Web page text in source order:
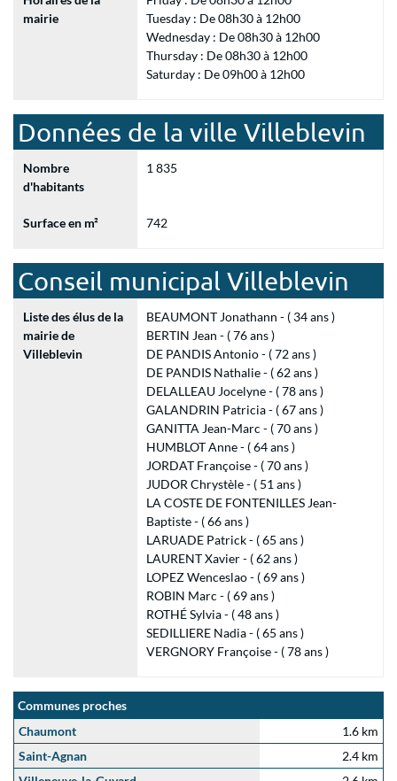
mairie
Tuesday : De 08h30 à 12h00
Wednesday : De 08h30 à 12h00
Thursday : De 08h30 à 12h00
Saturday : De 09h00 à 12h00
Données de la ville Villeblevin
Nombre
d'habitants
1 835
Surface en m² 742
Conseil municipal Villeblevin
Liste des élus de la
mairie de
Villeblevin
BEAUMONT Jonathann - ( 34 ans )
BERTIN Jean - ( 76 ans )
DE PANDIS Antonio - ( 72 ans )
DE PANDIS Nathalie - ( 62 ans )
DELALLEAU Jocelyne - ( 78 ans )
GALANDRIN Patricia - ( 67 ans )
GANITTA Jean-Marc - ( 70 ans )
HUMBLOT Anne - ( 64 ans )
JORDAT Françoise - ( 70 ans )
JUDOR Chrystèle - ( 51 ans )
LA COSTE DE FONTENILLES Jean-
Baptiste - ( 66 ans )
LARUADE Patrick - ( 65 ans )
LAURENT Xavier - ( 62 ans )
LOPEZ Wenceslao - ( 69 ans )
ROBIN Marc - ( 69 ans )
ROTHÉ Sylvia - ( 48 ans )
SEDILLIERE Nadia - ( 65 ans )
VERGNORY Françoise - ( 78 ans )
Communes proches
Chaumont
1.6 km
Saint-Agnan
2.4 km